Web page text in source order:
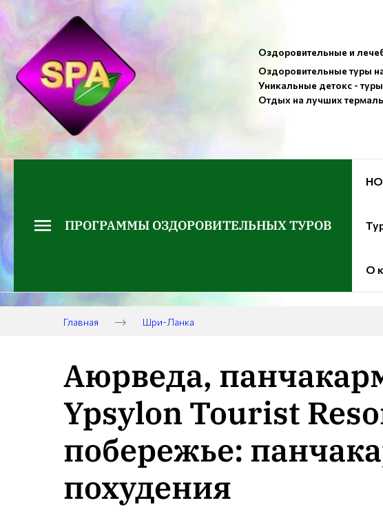
Оздоровительные и
Оздоровительные туры
Уникальные детокс -
Отдых на лучших
ПРОГРАММЫ ОЗДОРОВИТЕЛЬНЫХ ТУРОВ
О
Главная Шри-Ланка
Аюрведа,
Ypsylon Tourist
побережье:
похудения